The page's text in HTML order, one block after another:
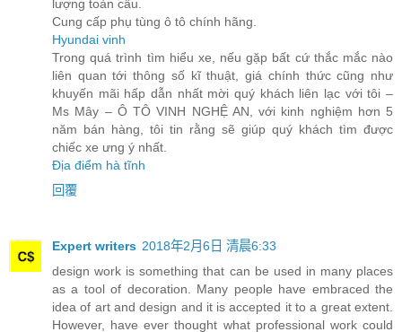
lượng toàn cầu.
Cung cấp phụ tùng ô tô chính hãng.
Hyundai vinh
Trong quá trình tìm hiểu xe, nếu gặp bất cứ thắc mắc nào
liên quan tới thông số kĩ thuật, giá chính thức cũng như
khuyến mãi hấp dẫn nhất mời quý khách liên lạc với tôi –
Ms Mây – Ô TÔ VINH NGHỆ AN, với kinh nghiệm hơn 5
năm bán hàng, tôi tin rằng sẽ giúp quý khách tìm được
chiếc xe ưng ý nhất.
Địa điểm hà tĩnh
回覆
Expert writers 2018年2月6日 清晨6:33
design work is something that can be used in many places
as a tool of decoration. Many people have embraced the
idea of art and design and it is accepted it to a great extent.
However, have ever thought what professional work could